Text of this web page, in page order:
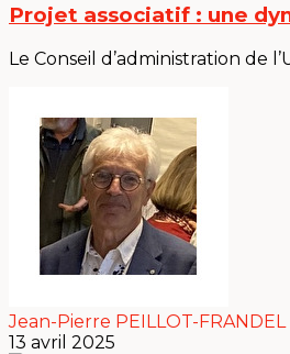
Projet associatif : une
Le Conseil d’administration de
Jean-Pierre PEILLOT-FRANDEL
13 avril 2025